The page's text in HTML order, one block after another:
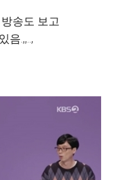
송도 보고
음.,,..,